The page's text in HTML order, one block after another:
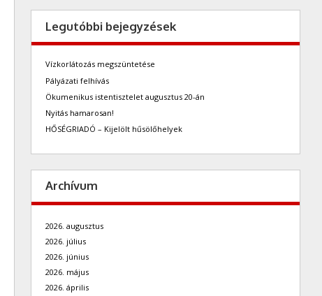
Legutóbbi bejegyzések
Vízkorlátozás megszüntetése
Pályázati felhívás
Ökumenikus istentisztelet augusztus 20-án
Nyitás hamarosan!
HŐSÉGRIADÓ – Kijelölt hűsölőhelyek
Archívum
2026. augusztus
2026. július
2026. június
2026. május
2026. április